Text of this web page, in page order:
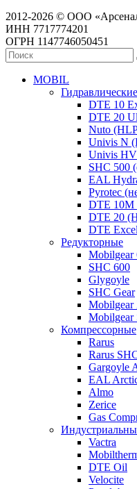
2012-2026 © ООО
ИНН 7717774201
ОГРН 1147746050451
MOBIL
Гидравлические
DTE 10
DTE 20
Nuto
Univis N
Univis
SHC 500
EAL
Pyrotec
DTE 10M
DTE 20
DTE
Редукторные
Mobilgear
SHC 600
Glygoyle
SHC Gear
Компрессорные
Rarus
Rarus
Gargoyle
EAL
Almo
Zerice
Gas
Vactra
DTE Oil
Velocite